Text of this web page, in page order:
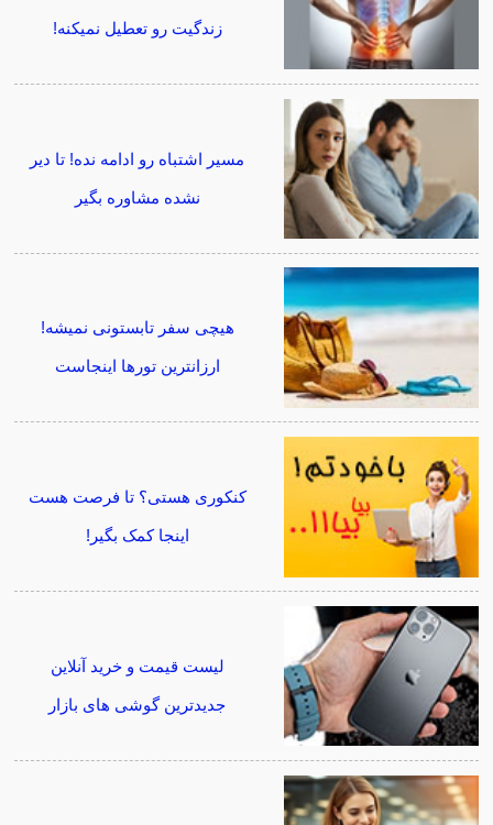
زندگیت رو تعطیل نمیکنه!
مسیر اشتباه رو ادامه نده! تا دیر
نشده مشاوره بگیر
هیچی سفر تابستونی نمیشه!
ارزانترین تورها اینجاست
کنکوری هستی؟ تا فرصت هست
اینجا کمک بگیر!
لیست قیمت و خرید آنلاین
جدیدترین گوشی های بازار